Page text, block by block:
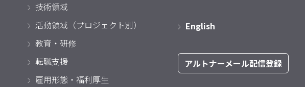
技術領域
活動領域（プロジェクト別）
教育・研修
転職支援
雇用形態・福利厚生
English
アルトナーメール配信登録